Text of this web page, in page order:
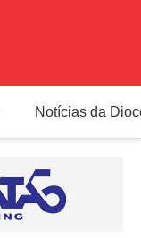
Notícias da